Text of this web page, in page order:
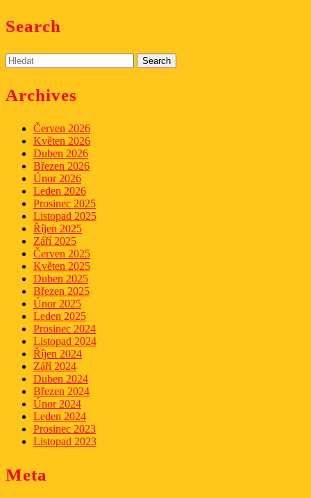
Search
Search
for:
Archives
Červen 2026
Květen 2026
Duben 2026
Březen 2026
Únor 2026
Leden 2026
Prosinec 2025
Listopad 2025
Říjen 2025
Září 2025
Červen 2025
Květen 2025
Duben 2025
Březen 2025
Únor 2025
Leden 2025
Prosinec 2024
Listopad 2024
Říjen 2024
Září 2024
Duben 2024
Březen 2024
Únor 2024
Leden 2024
Prosinec 2023
Listopad 2023
Meta